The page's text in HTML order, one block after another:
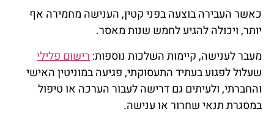
כאשר העבירה בוצעה בפני קטין, הענישה מחמירה אף
יותר, ויכולה להגיע לחמש שנות מאסר.
מעבר לענישה, קיימות השלכות נוספות:רישום פלילי
שעלול לפגוע בעתיד התעסוקתי, פגיעה במוניטין האישי
והחברתי, ולעיתים גם דרישה לעבור הערכה או טיפול
במסגרת תנאי שחרור או ענישה.